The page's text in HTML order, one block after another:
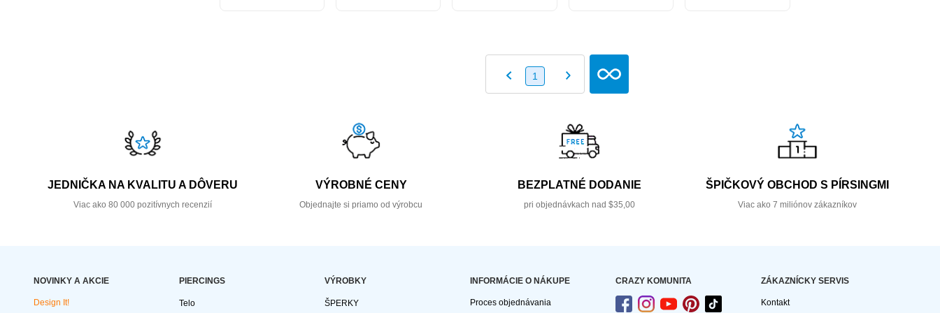
1
JEDNIČKA NA KVALITU A DÔVERU
Viac ako 80 000 pozitívnych recenzií
VÝROBNÉ CENY
Objednajte si priamo od výrobcu
BEZPLATNÉ DODANIE
pri objednávkach nad $35,00
ŠPIČKOVÝ OBCHOD S PÍRSINGMI
Viac ako 7 miliónov zákazníkov
NOVINKY A AKCIE
Design It!
PIERCINGS
Telo
VÝROBKY
ŠPERKY
INFORMÁCIE O NÁKUPE
Proces objednávania
CRAZY KOMUNITA ZÁKAZNÍCKY SERVIS
Kontakt